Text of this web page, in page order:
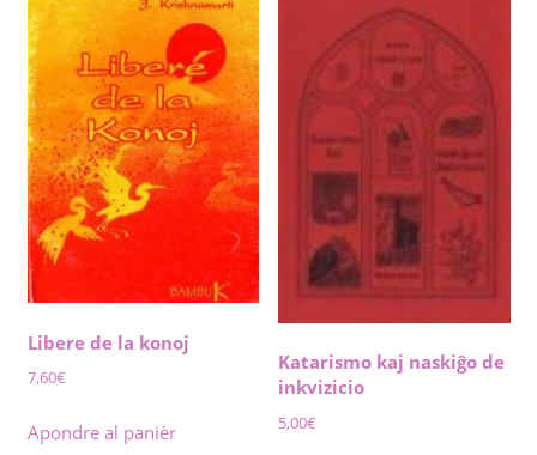
Libere de la konoj
7,60€
Apondre al panièr
Katarismo kaj naskiĝo de
inkvizicio
5,00€